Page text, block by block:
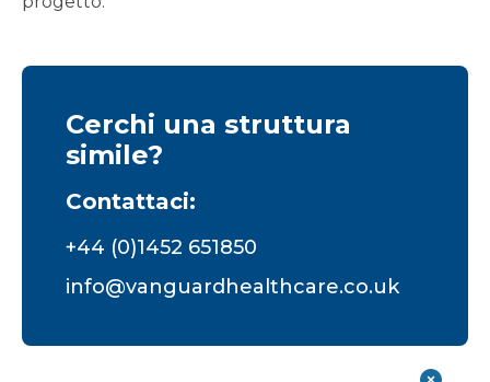
Cerchi una struttura
simile?
Contattaci:
+44 (0)1452 651850
info@vanguardhealthcare.co.uk